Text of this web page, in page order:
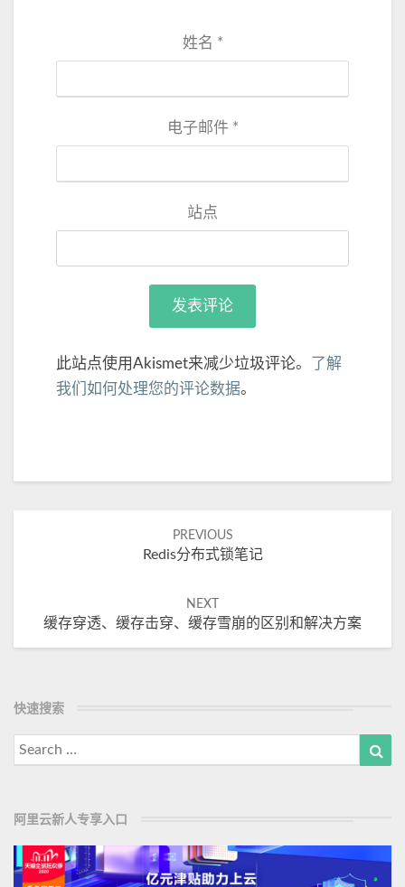
姓名 *
电子邮件 *
站点
此站点使用Akismet来减少垃圾评论。
了解
我们如何处理您的评论数据。
PREVIOUS
Redis分布式锁笔记
NEXT
缓存穿透、缓存击穿、缓存雪崩的区别和解决方案
快速搜索
Search
for:
阿里云新人专享入口